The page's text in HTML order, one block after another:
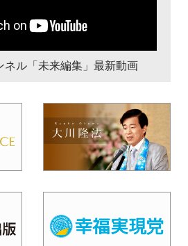
ネル「未来編集」最新動画